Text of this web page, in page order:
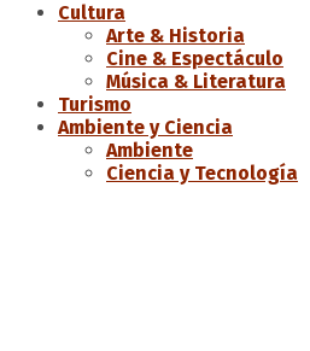
Cultura
Arte & Historia
Cine & Espectáculo
Música & Literatura
Turismo
Ambiente y Ciencia
Ambiente
Ciencia y Tecnología